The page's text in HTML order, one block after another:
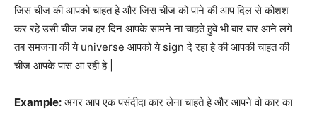
जिस चीज की आपको चाहत हे और जिस चीज को पाने की आप दिल से कोशश
कर रहे उसी चीज जब हर दिन आपके सामने ना चाहते हुवे भी बार बार आने लगे
तब समजना की ये universe आपको ये sign दे रहा हे की आपकी चाहत की
चीज आपके पास आ रही हे |
Example: अगर आप एक पसंदीदा कार लेना चाहते हे और आपने वो कार का